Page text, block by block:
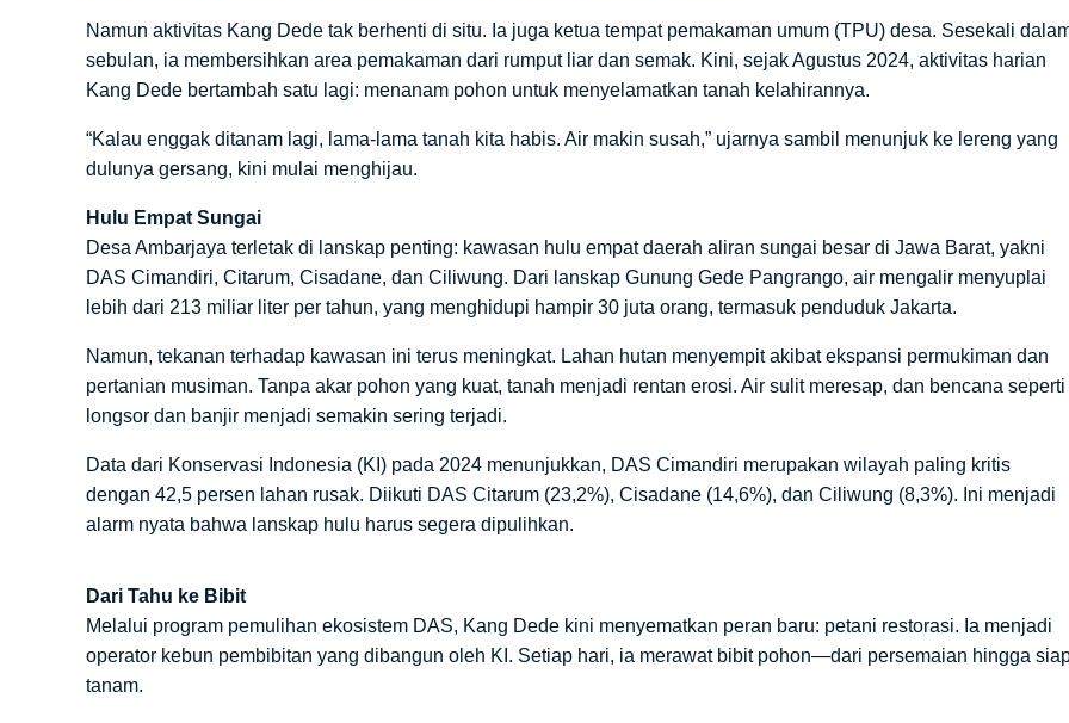
Namun aktivitas Kang Dede tak berhenti di situ. Ia juga ketua tempat pemakaman umum (TPU) desa. Sesekali
sebulan, ia membersihkan area pemakaman dari rumput liar dan semak. Kini, sejak Agustus 2024, aktivitas harian
Kang Dede bertambah satu lagi: menanam pohon untuk menyelamatkan tanah kelahirannya.
“Kalau enggak ditanam lagi, lama-lama tanah kita habis. Air makin susah,” ujarnya sambil menunjuk ke lereng yang
dulunya gersang, kini mulai menghijau.
Hulu Empat Sungai
Desa Ambarjaya terletak di lanskap penting: kawasan hulu empat daerah aliran sungai besar di Jawa Barat, yakni
DAS Cimandiri, Citarum, Cisadane, dan Ciliwung. Dari lanskap Gunung Gede Pangrango, air mengalir menyuplai
lebih dari 213 miliar liter per tahun, yang menghidupi hampir 30 juta orang, termasuk penduduk Jakarta.
Namun, tekanan terhadap kawasan ini terus meningkat. Lahan hutan menyempit akibat ekspansi permukiman dan
pertanian musiman. Tanpa akar pohon yang kuat, tanah menjadi rentan erosi. Air sulit meresap, dan bencana seperti
longsor dan banjir menjadi semakin sering terjadi.
Data dari Konservasi Indonesia (KI) pada 2024 menunjukkan, DAS Cimandiri merupakan wilayah paling kritis
dengan 42,5 persen lahan rusak. Diikuti DAS Citarum (23,2%), Cisadane (14,6%), dan Ciliwung (8,3%). Ini menjadi
alarm nyata bahwa lanskap hulu harus segera dipulihkan.
Dari Tahu ke Bibit
Melalui program pemulihan ekosistem DAS, Kang Dede kini menyematkan peran baru: petani restorasi. Ia menjadi
operator kebun pembibitan yang dibangun oleh KI. Setiap hari, ia merawat bibit pohon—dari persemaian hingga
tanam.